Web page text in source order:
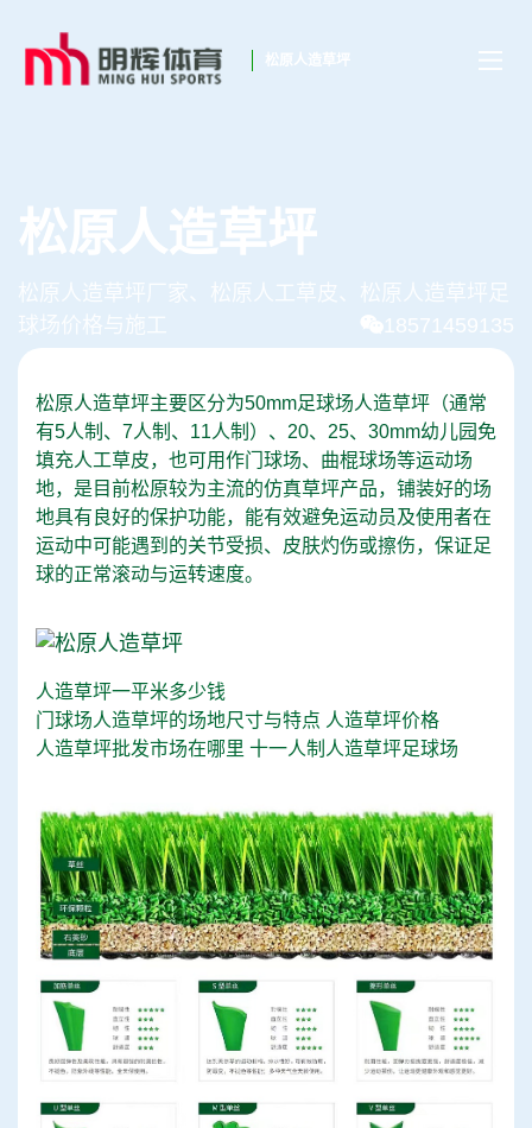
松原人造草坪
松原人造草坪
松原人造草坪厂家、松原人工草皮、松原人造草坪足
球场价格与施工
18571459135
松原人造草坪主要区分为50mm足球场人造草坪（通常
有5人制、7人制、11人制）、20、25、30mm幼儿园免
填充人工草皮，也可用作门球场、曲棍球场等运动场
地，是目前松原较为主流的仿真草坪产品，铺装好的场
地具有良好的保护功能，能有效避免运动员及使用者在
运动中可能遇到的关节受损、皮肤灼伤或擦伤，保证足
球的正常滚动与运转速度。
人造草坪一平米多少钱
门球场人造草坪的场地尺寸与特点 人造草坪价格
人造草坪批发市场在哪里 十一人制人造草坪足球场